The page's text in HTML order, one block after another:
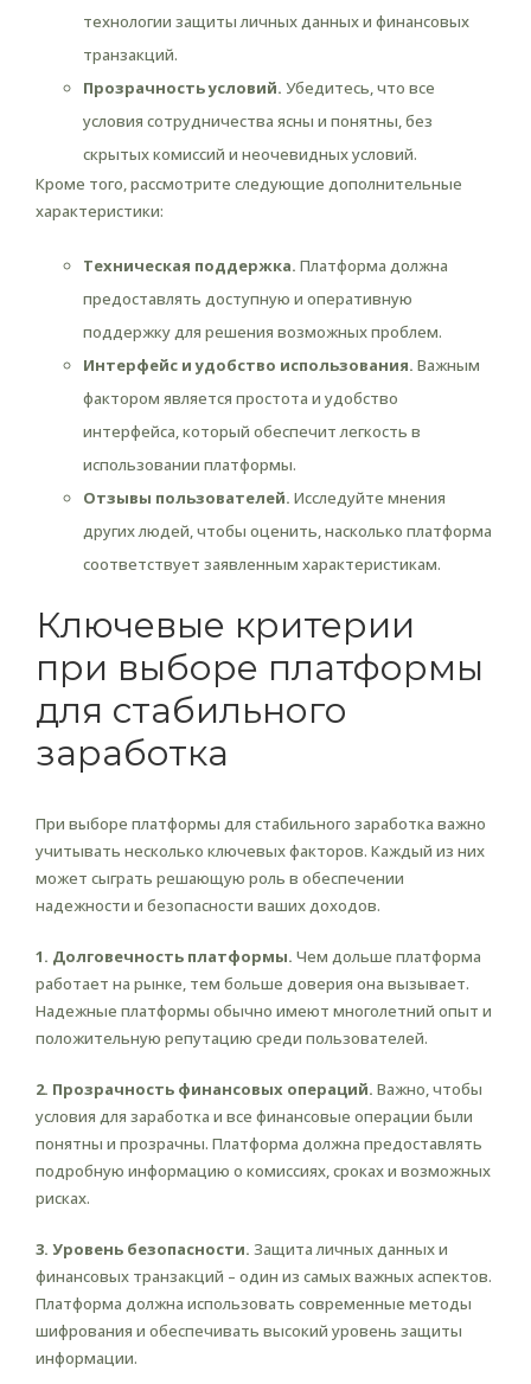
технологии защиты личных данных и финансовых
транзакций.
Прозрачность условий. Убедитесь, что все
условия сотрудничества ясны и понятны, без
скрытых комиссий и неочевидных условий.
Кроме того, рассмотрите следующие дополнительные
характеристики:
Техническая поддержка. Платформа должна
предоставлять доступную и оперативную
поддержку для решения возможных проблем.
Интерфейс и удобство использования. Важным
фактором является простота и удобство
интерфейса, который обеспечит легкость в
использовании платформы.
Отзывы пользователей. Исследуйте мнения
других людей, чтобы оценить, насколько платформа
соответствует заявленным характеристикам.
Ключевые критерии
при выборе платформы
для стабильного
заработка
При выборе платформы для стабильного заработка важно
учитывать несколько ключевых факторов. Каждый из них
может сыграть решающую роль в обеспечении
надежности и безопасности ваших доходов.
1. Долговечность платформы. Чем дольше платформа
работает на рынке, тем больше доверия она вызывает.
Надежные платформы обычно имеют многолетний опыт и
положительную репутацию среди пользователей.
2. Прозрачность финансовых операций. Важно, чтобы
условия для заработка и все финансовые операции были
понятны и прозрачны. Платформа должна предоставлять
подробную информацию о комиссиях, сроках и возможных
рисках.
3. Уровень безопасности. Защита личных данных и
финансовых транзакций – один из самых важных аспектов.
Платформа должна использовать современные методы
шифрования и обеспечивать высокий уровень защиты
информации.